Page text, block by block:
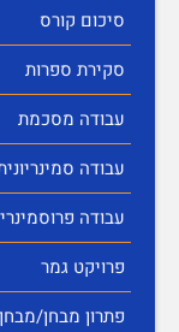
סיכום קורס
סקירת ספרות
עבודה מסכמת
עבודה
עבודה
פרויקט גמר
פתרון מבחן/